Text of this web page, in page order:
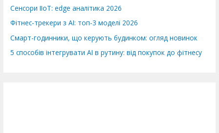
Сенсори IIoT: edge аналітика 2026
Фітнес-трекери з AI: топ-3 моделі 2026
Смарт-годинники, що керують будинком: огляд новинок
5 способів інтегрувати AI в рутину: від покупок до фітнесу